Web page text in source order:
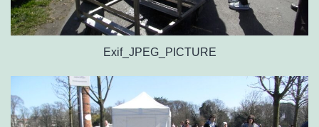
Exif_JPEG_PICTURE